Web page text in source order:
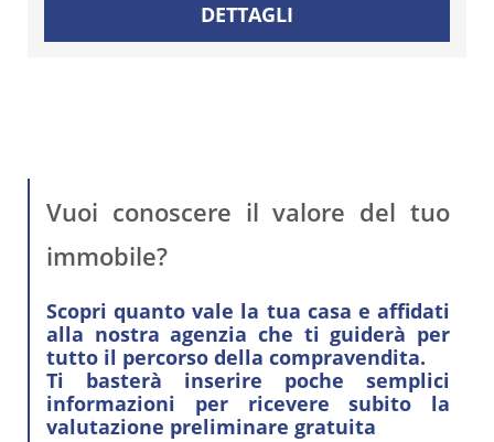
DETTAGLI
Vuoi conoscere il valore del tuo
immobile?
Scopri quanto vale la tua casa e affidati
alla nostra agenzia che ti guiderà per
tutto il percorso della compravendita.
Ti basterà inserire poche semplici
informazioni per ricevere subito la
valutazione preliminare gratuita